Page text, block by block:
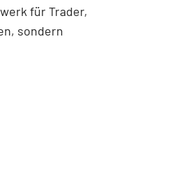
für Trader,
sondern